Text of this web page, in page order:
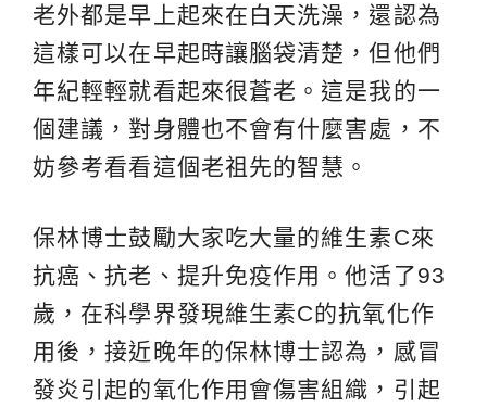
老外都是早上起來在白天洗澡，還認為
這樣可以在早起時讓腦袋清楚，但他們
年紀輕輕就看起來很蒼老。這是我的一
個建議，對身體也不會有什麼害處，不
妨參考看看這個老祖先的智慧。
保林博士鼓勵大家吃大量的維生素C來
抗癌、抗老、提升免疫作用。他活了93
歲，在科學界發現維生素C的抗氧化作
用後，接近晚年的保林博士認為，感冒
發炎引起的氧化作用會傷害組織，引起